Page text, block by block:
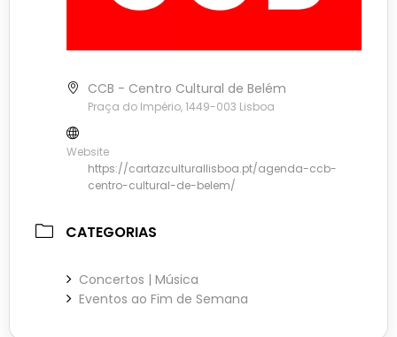
CCB - Centro Cultural de Belém
Praça do Império, 1449-003 Lisboa
Website
https://cartazculturallisboa.pt/agenda-ccb-
centro-cultural-de-belem/
CATEGORIAS
Concertos | Música
Eventos ao Fim de Semana